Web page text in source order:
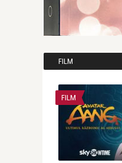
FILM
FILM